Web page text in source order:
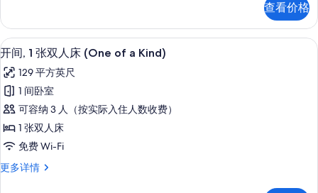
(One
of
a
Kind
Plus)
的
所
有
照
片
双
人
床
of
Kind
Plus)
更
多
信
息
查看价格
显
示
开
间,
1
张
双
人
开间, 1 张双人床 (One of a Kind) | 羽
6
开间, 1 张双人床 (One of a Kind)
129 平方英尺
1 间卧室
可容纳 3 人（按实际入住人数收费）
1 张双人床
免费 Wi-Fi
更多详情
开